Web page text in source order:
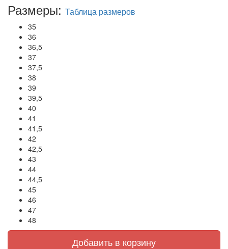
Размеры: Таблица размеров
35
36
36,5
37
37,5
38
39
39,5
40
41
41,5
42
42,5
43
44
44,5
45
46
47
48
Добавить в корзину